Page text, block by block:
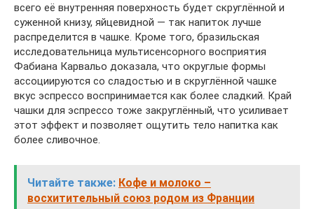
всего её внутренняя поверхность будет скруглённой и
суженной книзу, яйцевидной — так напиток лучше
распределится в чашке. Кроме того, бразильская
исследовательница мультисенсорного восприятия
Фабиана Карвальо доказала, что округлые формы
ассоциируются со сладостью и в скруглённой чашке
вкус эспрессо воспринимается как более сладкий. Край
чашки для эспрессо тоже закруглённый, что усиливает
этот эффект и позволяет ощутить тело напитка как
более сливочное.
Читайте также: Кофе и молоко –
восхитительный союз родом из Франции